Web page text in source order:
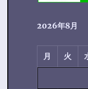
2026年8月
月 火